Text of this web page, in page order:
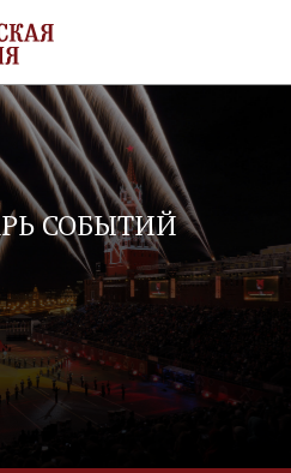
СОБЫТИЙ